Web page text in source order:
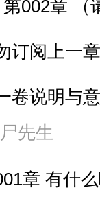
舰娘对指挥
动粗？
恶龙拦路
丧尸巨人
第005章 被
第006章 合
第007章 遇
第002章 （
订阅上一章
卷说明与
章 新的机
章 与安宝
先生
章 有什么